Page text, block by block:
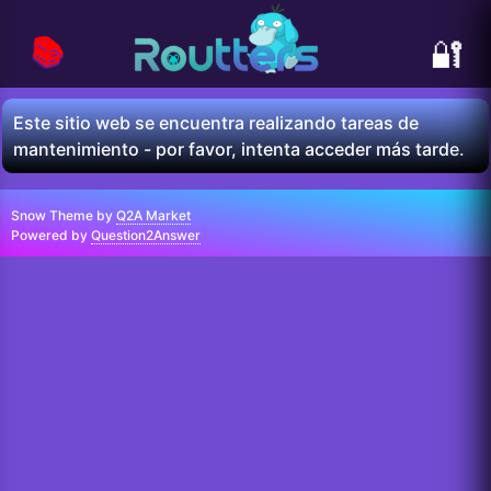
🔐
📚
Este sitio web se encuentra realizando tareas de
mantenimiento - por favor, intenta acceder más tarde.
Snow Theme by Q2A Market
Powered by Question2Answer